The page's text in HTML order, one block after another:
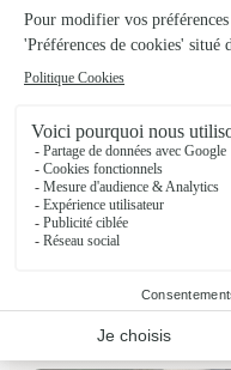
Mikedelacaze Cote Fleuri
PAU
Voir la boutique